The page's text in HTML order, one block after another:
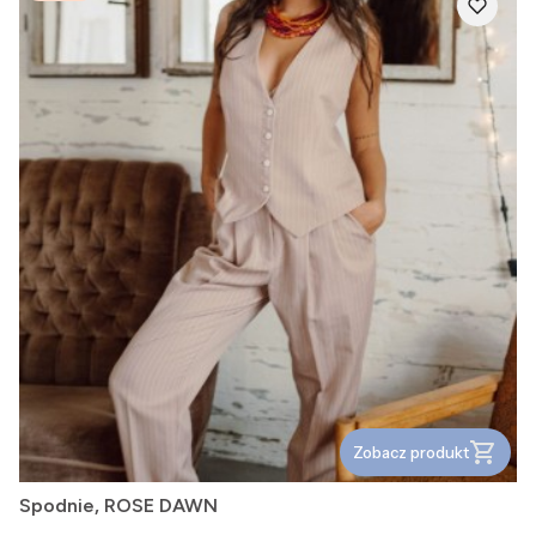
Zobacz produkt
Spodnie, ROSE DAWN